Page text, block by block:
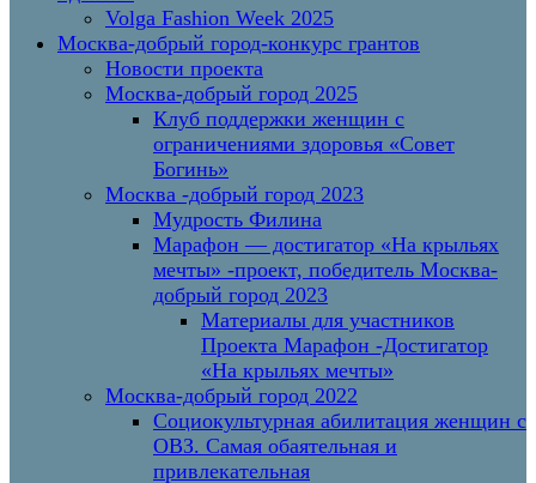
Volga Fashion Week 2025
Москва-добрый город-конкурс грантов
Новости проекта
Москва-добрый город 2025
Клуб поддержки женщин с
ограничениями здоровья «Совет
Богинь»
Москва -добрый город 2023
Мудрость Филина
Марафон — достигатор «На крыльях
мечты» -проект, победитель Москва-
добрый город 2023
Материалы для участников
Проекта Марафон -Достигатор
«На крыльях мечты»
Москва-добрый город 2022
Социокультурная абилитация женщин с
ОВЗ. Самая обаятельная и
привлекательная